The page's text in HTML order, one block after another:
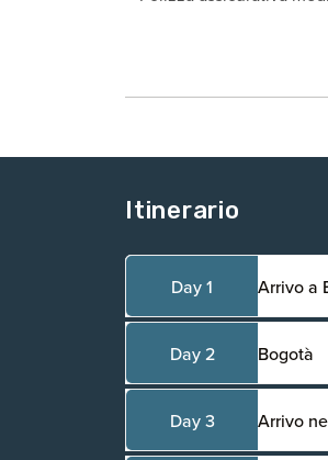
Itinerario
Day 1 Arrivo a
Day 2 Bogotà
Day 3 Arrivo